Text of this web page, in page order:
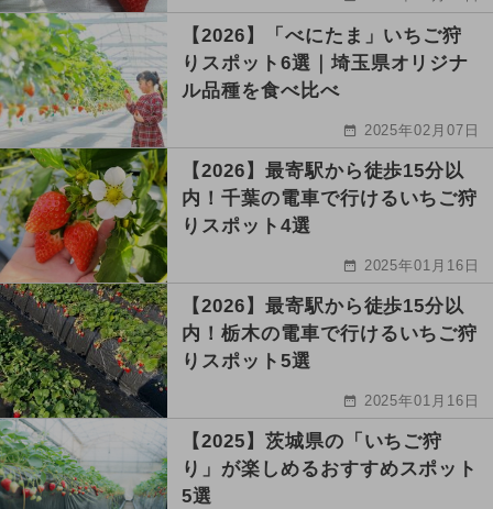
【2026】「べにたま」いちご狩
りスポット6選｜埼玉県オリジナ
ル品種を食べ比べ
2025年02月07日
【2026】最寄駅から徒歩15分以
内！千葉の電車で行けるいちご狩
りスポット4選
2025年01月16日
【2026】最寄駅から徒歩15分以
内！栃木の電車で行けるいちご狩
りスポット5選
2025年01月16日
【2025】茨城県の「いちご狩
り」が楽しめるおすすめスポット
5選